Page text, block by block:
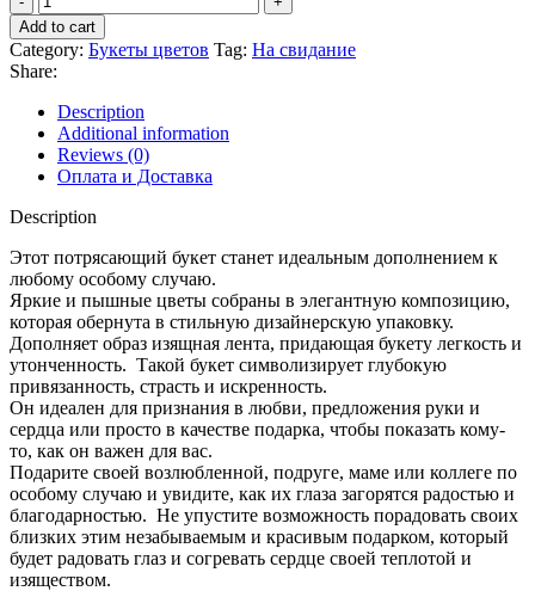
Add to cart
Category: Букеты цветов Tag: На свидание
Share:
Description
Additional information
Reviews (0)
Оплата и Доставка
Description
Этот потрясающий букет станет идеальным дополнением к
любому особому случаю.
Яркие и пышные цветы собраны в элегантную композицию,
которая обернута в стильную дизайнерскую упаковку.
Дополняет образ изящная лента, придающая букету легкость и
утонченность. Такой букет символизирует глубокую
привязанность, страсть и искренность.
Он идеален для признания в любви, предложения руки и
сердца или просто в качестве подарка, чтобы показать кому-
то, как он важен для вас.
Подарите своей возлюбленной, подруге, маме или коллеге по
особому случаю и увидите, как их глаза загорятся радостью и
благодарностью. Не упустите возможность порадовать своих
близких этим незабываемым и красивым подарком, который
будет радовать глаз и согревать сердце своей теплотой и
изяществом.